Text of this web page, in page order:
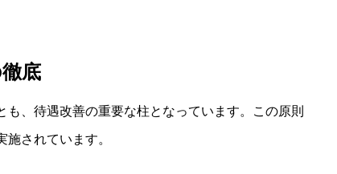
底
も、待遇改善の重要な柱となっています。この原則
されています。